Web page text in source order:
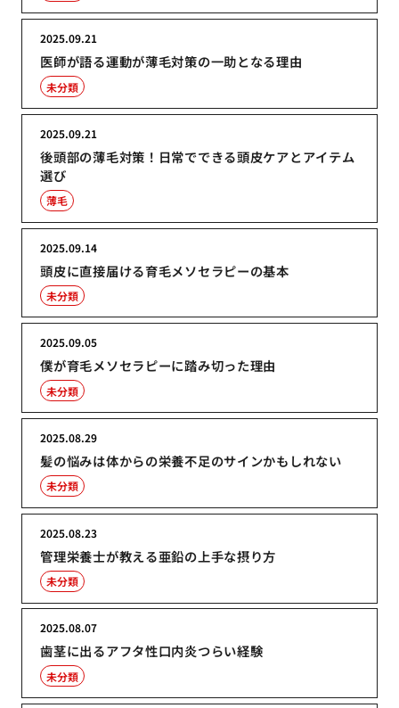
医師が語る運動が薄毛対策の一助となる理由
2025.09.21
未分類
後頭部の薄毛対策！日常でできる頭皮ケアとアイテム
選び
2025.09.21
薄毛
頭皮に直接届ける育毛メソセラピーの基本
2025.09.14
未分類
僕が育毛メソセラピーに踏み切った理由
2025.09.05
未分類
髪の悩みは体からの栄養不足のサインかもしれない
2025.08.29
未分類
管理栄養士が教える亜鉛の上手な摂り方
2025.08.23
未分類
歯茎に出るアフタ性口内炎つらい経験
2025.08.07
未分類